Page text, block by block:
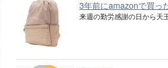
3年前にamazonで買っ
来週の勤労感謝の日から天